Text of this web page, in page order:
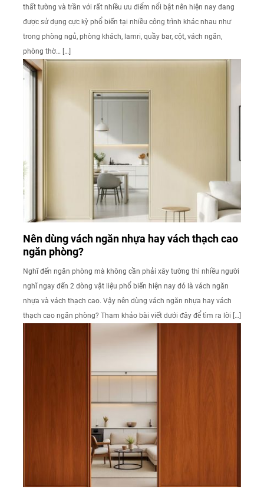
thất tường và trần với rất nhiều ưu điểm nổi bật nên hiện nay đang
được sử dụng cực kỳ phổ biến tại nhiều công trình khác nhau như
trong phòng ngủ, phòng khách, lamri, quầy bar, cột, vách ngăn,
phòng thờ… […]
Nên dùng vách ngăn nhựa hay vách thạch cao
ngăn phòng?
Nghĩ đến ngăn phòng mà không cần phải xây tường thì nhiều người
nghĩ ngay đến 2 dòng vật liệu phổ biến hiện nay đó là vách ngăn
nhựa và vách thạch cao. Vậy nên dùng vách ngăn nhựa hay vách
thạch cao ngăn phòng? Tham khảo bài viết dưới đây để tìm ra lời […]